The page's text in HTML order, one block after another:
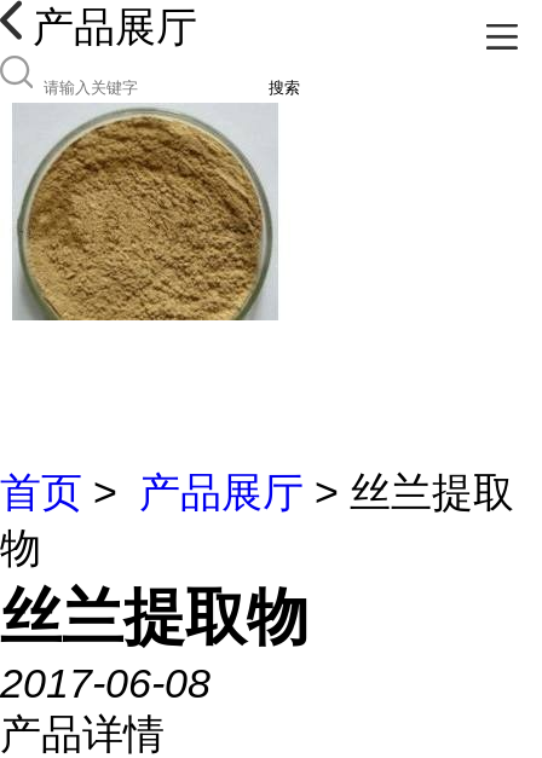
产品展厅
搜索
首页 > 产品展厅 > 丝兰提取
物
丝兰提取物
2017-06-08
产品详情